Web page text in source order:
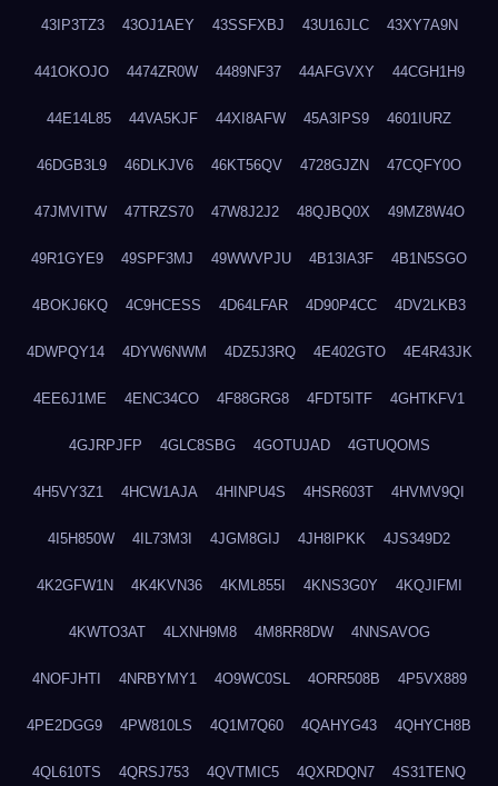
43IP3TZ3 43OJ1AEY 43SSFXBJ 43U16JLC 43XY7A9N
441OKOJO 4474ZR0W 4489NF37 44AFGVXY 44CGH1H9
44E14L85 44VA5KJF 44XI8AFW 45A3IPS9 4601IURZ
46DGB3L9 46DLKJV6 46KT56QV 4728GJZN 47CQFY0O
47JMVITW 47TRZS70 47W8J2J2 48QJBQ0X 49MZ8W4O
49R1GYE9 49SPF3MJ 49WWVPJU 4B13IA3F 4B1N5SGO
4BOKJ6KQ 4C9HCESS 4D64LFAR 4D90P4CC 4DV2LKB3
4DWPQY14 4DYW6NWM 4DZ5J3RQ 4E402GTO 4E4R43JK
4EE6J1ME 4ENC34CO 4F88GRG8 4FDT5ITF 4GHTKFV1
4GJRPJFP 4GLC8SBG 4GOTUJAD 4GTUQOMS
4H5VY3Z1 4HCW1AJA 4HINPU4S 4HSR603T 4HVMV9QI
4I5H850W 4IL73M3I 4JGM8GIJ 4JH8IPKK 4JS349D2
4K2GFW1N 4K4KVN36 4KML855I 4KNS3G0Y 4KQJIFMI
4KWTO3AT 4LXNH9M8 4M8RR8DW 4NNSAVOG
4NOFJHTI 4NRBYMY1 4O9WC0SL 4ORR508B 4P5VX889
4PE2DGG9 4PW810LS 4Q1M7Q60 4QAHYG43 4QHYCH8B
4QL610TS 4QRSJ753 4QVTMIC5 4QXRDQN7 4S31TENQ